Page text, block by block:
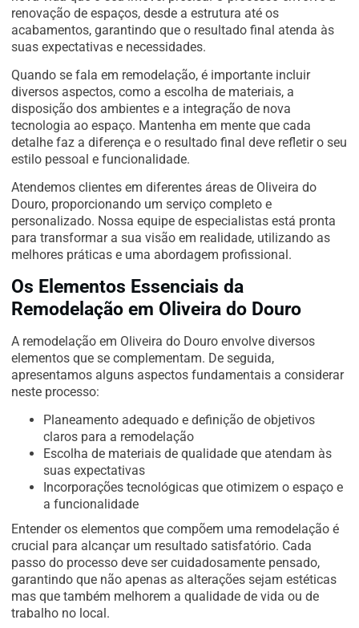
renovação de espaços, desde a estrutura até os
acabamentos, garantindo que o resultado final atenda às
suas expectativas e necessidades.
Quando se fala em remodelação, é importante incluir
diversos aspectos, como a escolha de materiais, a
disposição dos ambientes e a integração de nova
tecnologia ao espaço. Mantenha em mente que cada
detalhe faz a diferença e o resultado final deve refletir o seu
estilo pessoal e funcionalidade.
Atendemos clientes em diferentes áreas de Oliveira do
Douro, proporcionando um serviço completo e
personalizado. Nossa equipe de especialistas está pronta
para transformar a sua visão em realidade, utilizando as
melhores práticas e uma abordagem profissional.
Os Elementos Essenciais da
Remodelação em Oliveira do Douro
A remodelação em Oliveira do Douro envolve diversos
elementos que se complementam. De seguida,
apresentamos alguns aspectos fundamentais a considerar
neste processo:
Planeamento adequado e definição de objetivos
claros para a remodelação
Escolha de materiais de qualidade que atendam às
suas expectativas
Incorporações tecnológicas que otimizem o espaço e
a funcionalidade
Entender os elementos que compõem uma remodelação é
crucial para alcançar um resultado satisfatório. Cada
passo do processo deve ser cuidadosamente pensado,
garantindo que não apenas as alterações sejam estéticas
mas que também melhorem a qualidade de vida ou de
trabalho no local.